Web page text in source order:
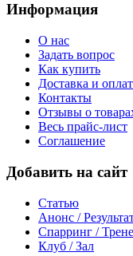
Информация
О нас
Задать вопрос
Как купить
Доставка и
Контакты
Отзывы о
Весь прайс-лист
Соглашение
Добавить на сайт
Статью
Анонс /
Спарринг /
Клуб / Зал